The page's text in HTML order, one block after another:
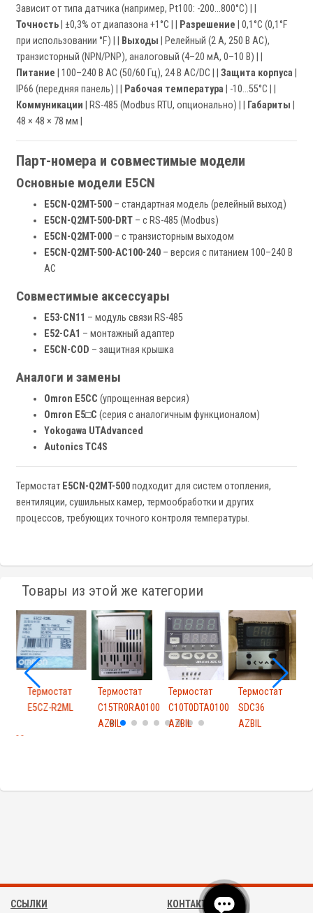
Зависит от типа датчика (например, Pt100: -200…800°C) | |
Точность | ±0,3% от диапазона +1°C | | Разрешение | 0,1°C (0,1°F
при использовании °F) | |
Выходы | Релейный (2 А, 250 В AC),
транзисторный (NPN/PNP), аналоговый (4–20 мА, 0–10 В) | |
Питание | 100–240 В AC (50/60 Гц), 24 В AC/DC | | Защита корпуса
IP66 (передняя панель) | |
Рабочая температура | -10…55°C | |
Коммуникации | RS-485 (Modbus RTU, опционально) | | Габариты
48 × 48 × 78 мм |
Парт-номера и совместимые модели
Основные модели E5CN
E5CN-Q2MT-500 – стандартная модель (релейный выход)
E5CN-Q2MT-500-DRT – с RS-485 (Modbus)
E5CN-Q2MT-000 – с транзисторным выходом
E5CN-Q2MT-500-AC100-240 – версия с питанием 100–240 В
AC
Совместимые аксессуары
E53-CN11 – модуль связи RS-485
E52-CA1 – монтажный адаптер
E5CN-COD – защитная крышка
Аналоги и замены
Omron E5CC (упрощенная версия)
Omron E5□C (серия с аналогичным функционалом)
Yokogawa UTAdvanced
Autonics TC4S
Термостат E5CN-Q2MT-500подходит для систем отопления,
вентиляции, сушильных камер, термообработки и других
процессов, требующих точного контроля температуры.
Товары из этой же категории
Термостат
E5CZ-R2ML
Термостат
C15TR0RA0100
AZBIL
Термостат
C10T0DTA0100
AZBIL
Термостат
SDC36
AZBIL
ССЫЛКИ КОНТАКТЫ